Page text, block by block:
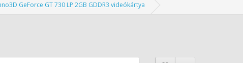
GeForce GT 730 LP 2GB GDDR3 videókártya